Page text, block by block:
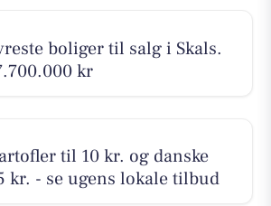
boliger til salg i Skals.
kr
til 10 kr. og danske
- se ugens lokale tilbud